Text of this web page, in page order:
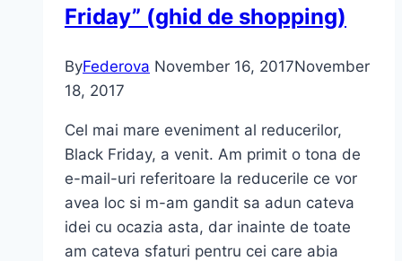
Friday” (ghid de shopping)
ByFederova November 16, 2017November
18, 2017
Cel mai mare eveniment al reducerilor,
Black Friday, a venit. Am primit o tona de
e-mail-uri referitoare la reducerile ce vor
avea loc si m-am gandit sa adun cateva
idei cu ocazia asta, dar inainte de toate
am cateva sfaturi pentru cei care abia